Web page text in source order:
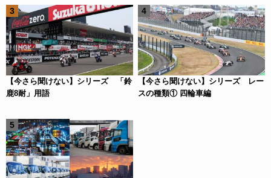
【今さら聞けない】シリーズ 「鈴
鹿8耐」用語
【今さら聞けない】シリーズ レー
スの種類① 四輪車編